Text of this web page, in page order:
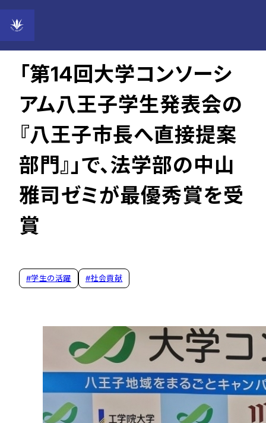
2022年12月07日
「第14回大学コンソーシ
アム八王子学生発表会の
『八王子市長へ直接提案
部門』」で、法学部の中山
雅司ゼミが最優秀賞を受
賞
#学生の活躍 #社会貢献